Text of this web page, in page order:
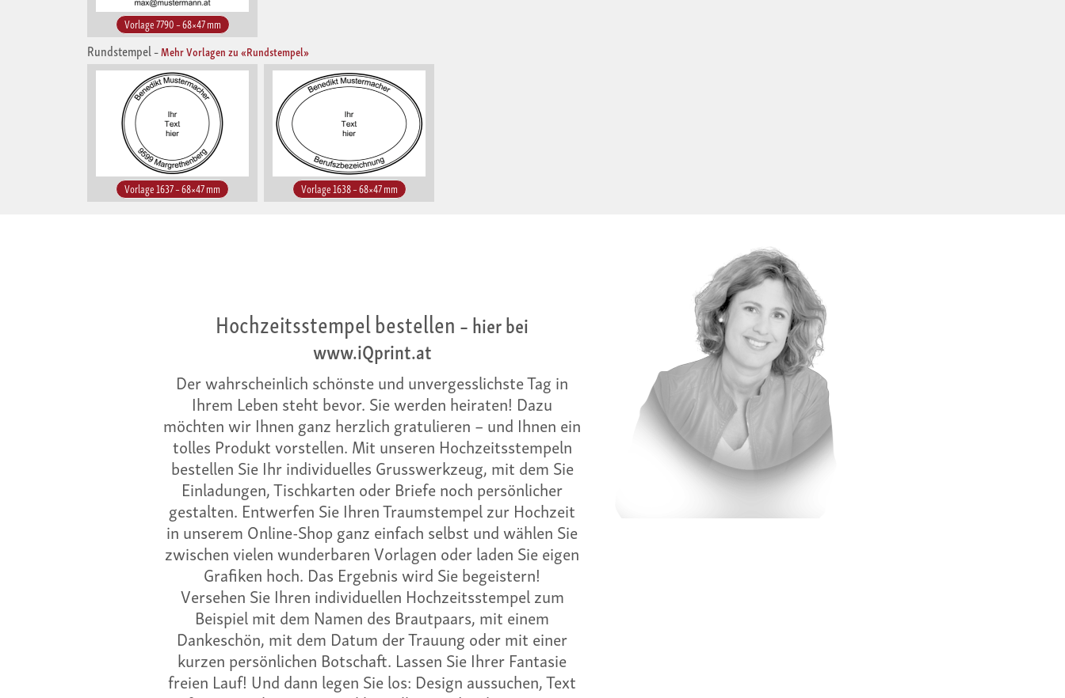
Vorlage 7790 – 68×47 mm
Rundstempel–Mehr Vorlagen zu «Rundstempel»
Vorlage 1637 – 68×47 mm Vorlage 1638 – 68×47 mm
Hochzeitsstempel bestellen– hier bei
www.iQprint.at
Der wahrscheinlich schönste und unvergesslichste Tag in
Ihrem Leben steht bevor. Sie werden heiraten! Dazu
möchten wir Ihnen ganz herzlich gratulieren – und Ihnen ein
tolles Produkt vorstellen. Mit unseren Hochzeitsstempeln
bestellen Sie Ihr individuelles Grusswerkzeug, mit dem Sie
Einladungen, Tischkarten oder Briefe noch persönlicher
gestalten. Entwerfen Sie Ihren Traumstempel zur Hochzeit
in unserem Online-Shop ganz einfach selbst und wählen Sie
zwischen vielen wunderbaren Vorlagen oder laden Sie eigen
Grafiken hoch. Das Ergebnis wird Sie begeistern!
Versehen Sie Ihren individuellen Hochzeitsstempel zum
Beispiel mit dem Namen des Brautpaars, mit einem
Dankeschön, mit dem Datum der Trauung oder mit einer
kurzen persönlichen Botschaft. Lassen Sie Ihrer Fantasie
freien Lauf! Und dann legen Sie los: Design aussuchen, Text